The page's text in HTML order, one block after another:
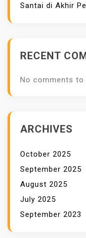
Santai di Akhir
RECENT
No comments to
ARCHIVES
October 2025
September 2025
August 2025
July 2025
September 2023